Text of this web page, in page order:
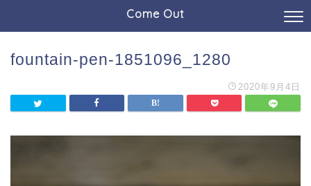
Come Out
fountain-pen-1851096_1280
2020年9月4日